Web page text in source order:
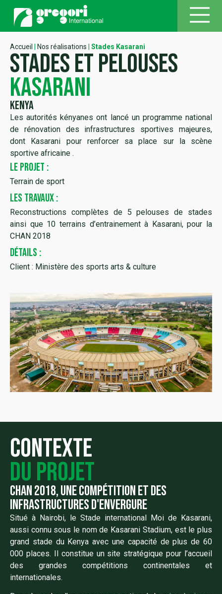
Accueil Nos réalisations Stades Kasarani
Stades et pelouses
Kasarani
Kenya
Les autorités kényanes ont lancé un programme national
de rénovation des infrastructures sportives majeures,
dont Kasarani pour renforcer sa place sur la scène
sportive africaine .
LE PROJET :
Terrain de sport
LES TRAVAUX :
Reconstructions complètes de 5 pelouses de stades
ainsi que 10 terrains d’entrainement à Kasarani, pour la
CHAN 2018
DÉTAILS :
Client : Ministère des sports arts & culture
Contexte
du projet
CHAN 2018, une compétition et des
infrastructures d'envergure
Situé à Nairobi, le Stade international Moi de Kasarani,
aussi connu sous le nom de Kasarani Stadium, est le plus
grand stade du Kenya avec une capacité de plus de 60
000 places. Il constitue un site stratégique pour l’accueil
des grandes compétitions continentales et
internationales.